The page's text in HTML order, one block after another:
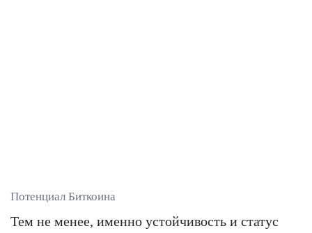
Потенциал Биткоина
Тем не менее, именно устойчивость и статус